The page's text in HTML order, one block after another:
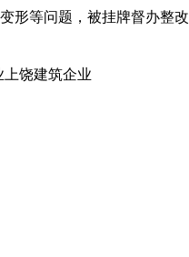
形等问题，被挂牌督办整改
上饶建筑企业